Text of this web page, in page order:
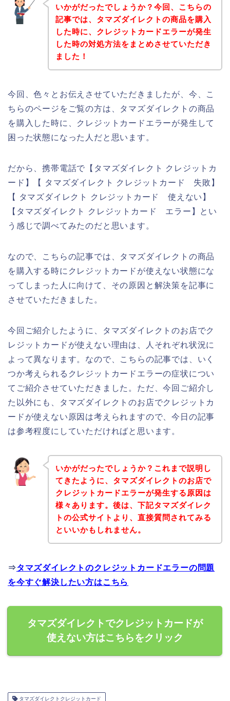
いかがだったでしょうか？今回、こちらの
記事では、タマズダイレクトの商品を購入
した時に、クレジットカードエラーが発生
した時の対処方法をまとめさせていただき
ました！
今回、色々とお伝えさせていただきましたが、今、こ
ちらのページをご覧の方は、タマズダイレクトの商品
を購入した時に、クレジットカードエラーが発生して
困った状態になった人だと思います。
だから、携帯電話で【タマズダイレクト クレジットカ
ード】【 タマズダイレクト クレジットカード 失敗】
【 タマズダイレクト クレジットカード 使えない】
【タマズダイレクト クレジットカード エラー】とい
う感じで調べてみたのだと思います。
なので、こちらの記事では、タマズダイレクトの商品
を購入する時にクレジットカードが使えない状態にな
ってしまった人に向けて、その原因と解決策を記事に
させていただきました。
今回ご紹介したように、タマズダイレクトのお店でク
レジットカードが使えない理由は、人それぞれ状況に
よって異なります。なので、こちらの記事では、いく
つか考えられるクレジットカードエラーの症状につい
てご紹介させていただきました。ただ、今回ご紹介し
た以外にも、タマズダイレクトのお店でクレジットカ
ードが使えない原因は考えられますので、今日の記事
は参考程度にしていただければと思います。
いかがだったでしょうか？これまで説明し
てきたように、タマズダイレクトのお店で
クレジットカードエラーが発生する原因は
様々あります。後は、下記タマズダイレク
トの公式サイトより、直接質問されてみる
といいかもしれません。
⇒タマズダイレクトのクレジットカードエラーの問題
を今すぐ解決したい方はこちら
タマズダイレクトでクレジットカードが
使えない方はこちらをクリック
タマズダイレクトクレジットカード